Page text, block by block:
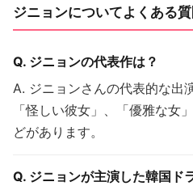
ジニョンについてよくある質
Q. ジニョンの代表作は？
A. ジニョンさんの代表的な出
「怪しい彼女」、「優雅な女
どがあります。
Q. ジニョンが主演した韓国ド